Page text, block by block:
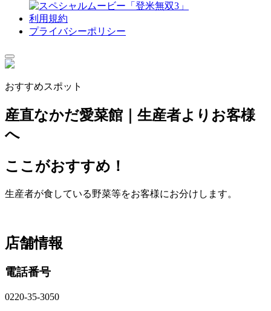
利用規約
プライバシーポリシー
おすすめスポット
産直なかだ愛菜館｜生産者よりお客様
へ
ここがおすすめ！
生産者が食している野菜等をお客様にお分けします。
店舗情報
電話番号
0220-35-3050